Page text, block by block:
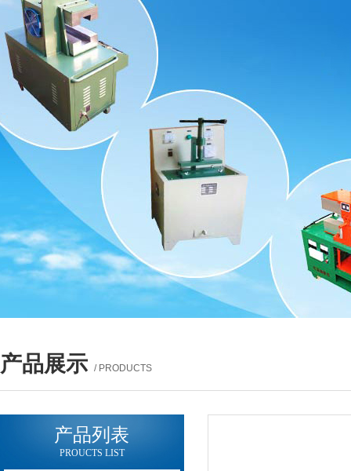
产品展示 / PRODUCTS
产品列表
PROUCTS LIST